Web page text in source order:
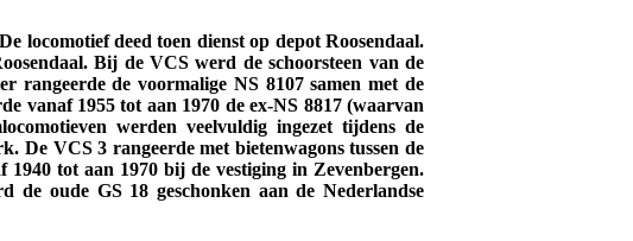
locomotief deed toen dienst op depot Roosendaal.
Bij de VCS werd de schoorsteen van de
rangeerde de voormalige NS 8107 samen met de
vanaf 1955 tot aan 1970 de ex-NS 8817 (waarvan
werden veelvuldig ingezet tijdens de
De VCS 3 rangeerde met bietenwagons tussen de
1940 tot aan 1970 bij de vestiging in Zevenbergen.
oude GS 18 geschonken aan de Nederlandse